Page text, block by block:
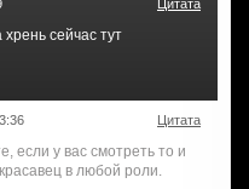
Цитата
сейчас тут
Цитата
если у вас смотреть то и
в любой роли.